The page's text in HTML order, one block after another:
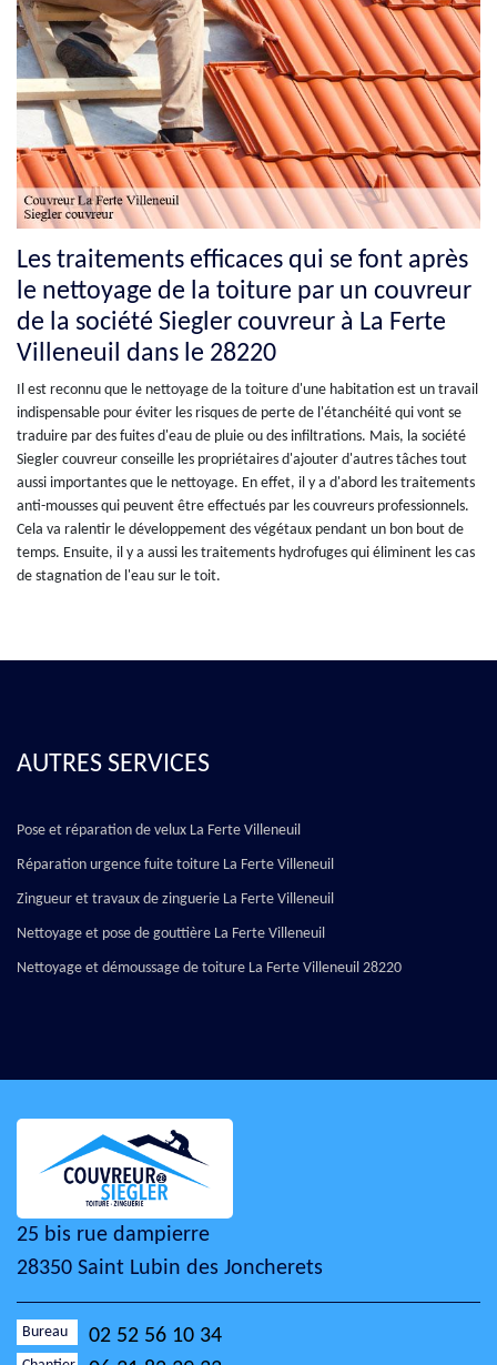
Les traitements efficaces qui se font après
le nettoyage de la toiture par un couvreur
de la société Siegler couvreur à La Ferte
Villeneuil dans le 28220
Il est reconnu que le nettoyage de la toiture d'une habitation est un travail
indispensable pour éviter les risques de perte de l'étanchéité qui vont se
traduire par des fuites d'eau de pluie ou des infiltrations. Mais, la société
Siegler couvreur conseille les propriétaires d'ajouter d'autres tâches tout
aussi importantes que le nettoyage. En effet, il y a d'abord les traitements
anti-mousses qui peuvent être effectués par les couvreurs professionnels.
Cela va ralentir le développement des végétaux pendant un bon bout de
temps. Ensuite, il y a aussi les traitements hydrofuges qui éliminent les cas
de stagnation de l'eau sur le toit.
AUTRES SERVICES
Pose et réparation de velux La Ferte Villeneuil
Réparation urgence fuite toiture La Ferte Villeneuil
Zingueur et travaux de zinguerie La Ferte Villeneuil
Nettoyage et pose de gouttière La Ferte Villeneuil
Nettoyage et démoussage de toiture La Ferte Villeneuil 28220
25 bis rue dampierre
28350 Saint Lubin des Joncherets
Bureau 02 52 56 10 34